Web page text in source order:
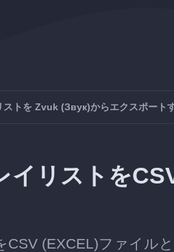
ストを Zvuk (Звук)からエクスポート
イリストを
CSV (EXCEL)ファイル